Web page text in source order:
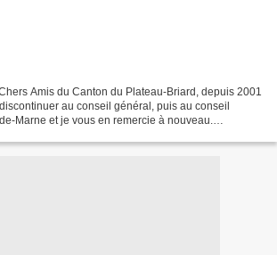
Amis du Canton du Plateau-Briard, depuis 2001
au conseil général, puis au conseil
Marne et je vous en remercie à nouveau.